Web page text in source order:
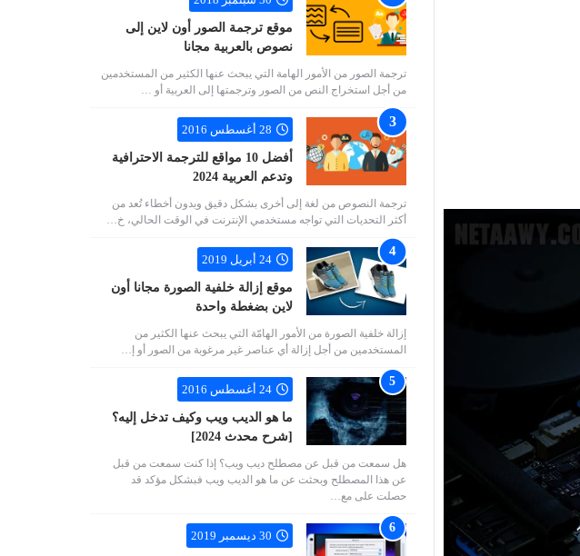
موقع ترجمة الصور أون لاين إلى
نصوص بالعربية مجانا
ترجمة الصور من الأمور الهامة التي يبحث عنها الكثير من المستخدمين
من أجل استخراج النص من الصور وترجمتها إلى العربية أو …
28 أغسطس 2016
أفضل 10 مواقع للترجمة الاحترافية
وتدعم العربية 2024
ترجمة النصوص من لغة إلى أخرى بشكل دقيق وبدون أخطاء تُعد من
أكثر التحديات التي تواجه مستخدمي الإنترنت في الوقت الحالي، خ…
24 أبريل 2019
موقع إزالة خلفية الصورة مجانا أون
لاين بضغطة واحدة
إزالة خلفية الصورة من الأمور الهامّة التي يبحث عنها الكثير من
المستخدمين من أجل إزالة أي عناصر غير مرغوبة من الصور أو إ…
24 أغسطس 2016
ما هو الديب ويب وكيف تدخل إليه؟
[شرح محدث 2024]
هل سمعت من قبل عن مصطلح ديب ويب؟ إذا كنت سمعت من قبل
عن هذا المصطلح وبحثت عن ما هو الديب ويب فبشكل مؤكد قد
حصلت على مع…
30 ديسمبر 2019